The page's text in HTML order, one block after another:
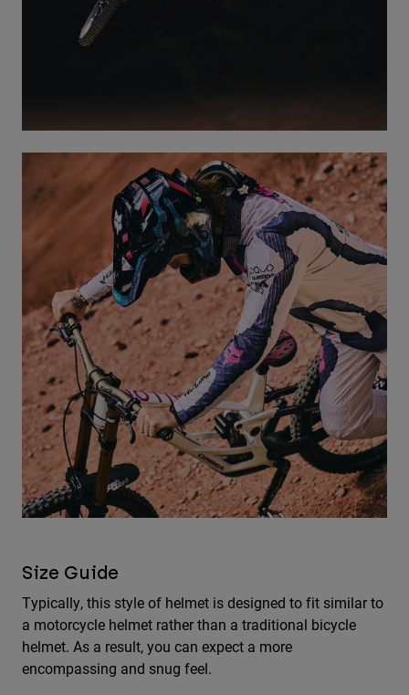
Size Guide
Typically, this style of helmet is designed to fit similar to
a motorcycle helmet rather than a traditional bicycle
helmet. As a result, you can expect a more
encompassing and snug feel.